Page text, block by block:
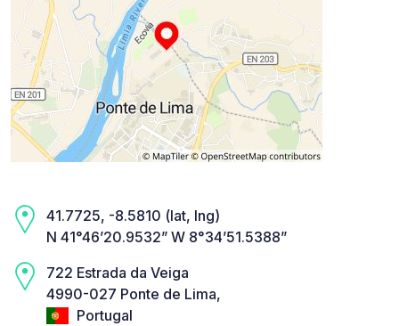
41.7725, -8.5810 (lat, lng)
N 41°46’20.9532” W 8°34’51.5388”
722 Estrada da Veiga
4990-027 Ponte de Lima,
Portugal